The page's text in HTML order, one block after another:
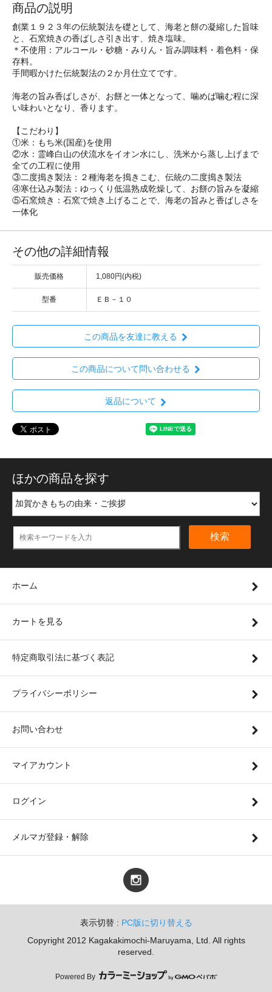
商品の説明
創業１９２３年の伝統製法を礎として、海老と餅の凝縮した旨味
と、石窯焼きの香ばしさ引き出す、焼き塩味。
＊不使用：アルコール・砂糖・みりん・旨み調味料・着色料・保
存料。
手間暇かけた伝統製法の２か月仕立てです。
海老の旨み香ばしさが、お餅と一体となって、噛めば噛む程に深
い味わいとなり、香ります。
【こだわり】
①米：もち米(国産)を使用
②水：霊峰白山の伏流水をイオン水にし、洗米から蒸し上げまで
全ての工程に使用
③二度搗き製法：２種海老を搗きこむ、伝統の二度搗き製法
④寒仕込み製法：ゆっくり低温熟成乾燥して、お餅の旨みを凝縮
⑤石窯焼き：石窯で焼き上げることで、海老の旨みと香ばしさを
一体化
その他の詳細情報
販売価格 1,080円(内税)
型番 ＥＢ－１０
この商品を友達に教える
この商品について問い合わせる
返品について
ほかの商品を探す
検索
ホーム
カートを見る
特定商取引法に基づく表記
プライバシーポリシー
お問い合わせ
マイアカウント
ログイン
メルマガ登録・解除
表示切替 : PC版に切り替える
Copyright 2012 Kagakakimochi-Maruyama, Ltd. All rights
reserved.
Powered By